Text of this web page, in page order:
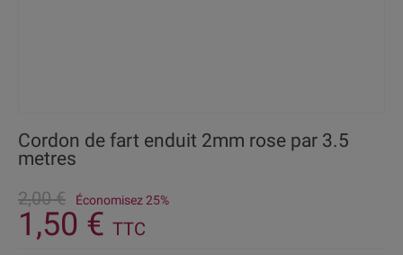
Cordon de fart enduit 2mm rose par 3.5
metres
2,00 €
Économisez 25%
1,50 € TTC